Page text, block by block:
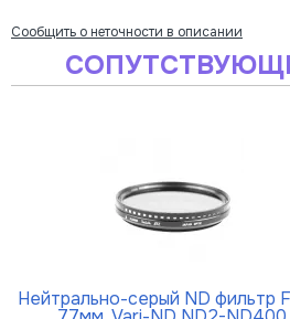
Сообщить о неточности в описании
Нейтрально-серый ND фильтр